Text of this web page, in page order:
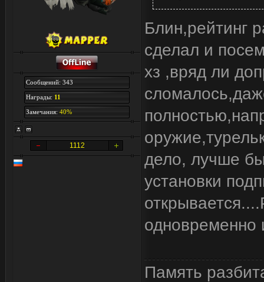
Сообщений: 343
Награды: 11
Замечания:40%
1112
Блин,рейтинг
сделал и
хз ,вряд ли
дело, лучше
установки
одновременно
Память